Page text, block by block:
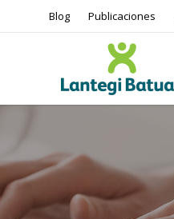
Blog Publicaciones